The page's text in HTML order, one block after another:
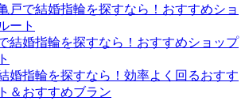
戸で結婚指輪を探すなら！おすすめショ
ート
結婚指輪を探すなら！おすすめショップ
婚指輪を探すなら！効率よく回るおすす
＆おすすめブラン